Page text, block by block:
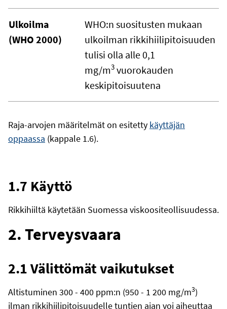
Ulkoilma
(WHO 2000)
WHO:n suositusten mukaan
ulkoilman rikkihiilipitoisuuden
tulisi olla alle 0,1
mg/m3 vuorokauden
keskipitoisuutena
Raja-arvojen määritelmät on esitetty käyttäjän
oppaassa (kappale 1.6).
1.7 Käyttö
Rikkihiiltä käytetään Suomessa viskoositeollisuudessa.
2. Terveysvaara
2.1 Välittömät vaikutukset
Altistuminen 300 - 400 ppm:n (950 - 1 200 mg/m3)
ilman rikkihiilipitoisuudelle tuntien ajan voi aiheuttaa